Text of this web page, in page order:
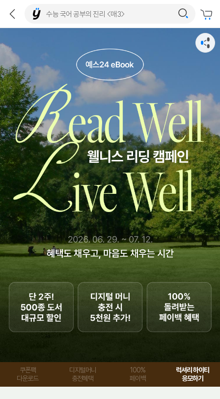
쿠폰팩
다운로드
디지털머니
충전혜택
100%
페이백
럭셔리 하이티
응모하기